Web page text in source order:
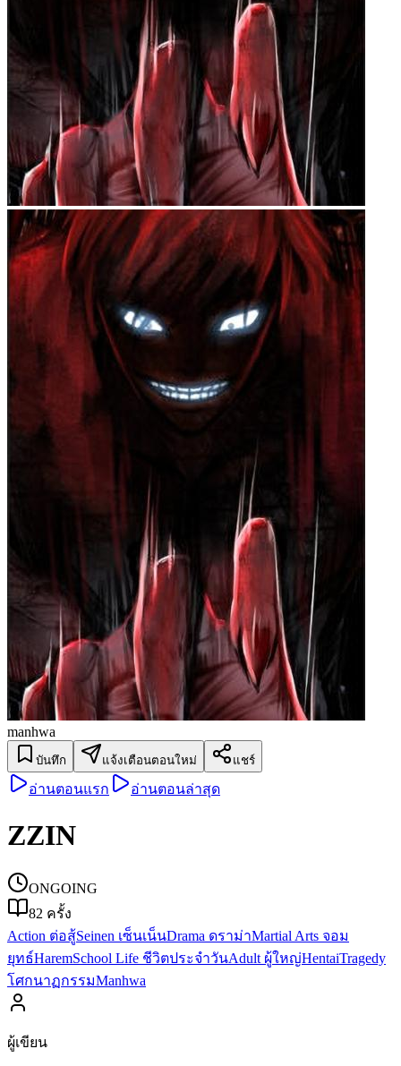
manhwa
บันทึก แจ้งเตือนตอนใหม่ แชร์
อ่านตอนแรก อ่านตอนล่าสุด
ZZIN
ONGOING
82 ครั้ง
Action ต่อสู้Seinen เซ็นเน็นDrama ดราม่าMartial Arts จอม
ยุทธ์HaremSchool Life ชีวิตประจำวันAdult ผู้ใหญ่HentaiTragedy
โศกนาฏกรรมManhwa
ผู้เขียน